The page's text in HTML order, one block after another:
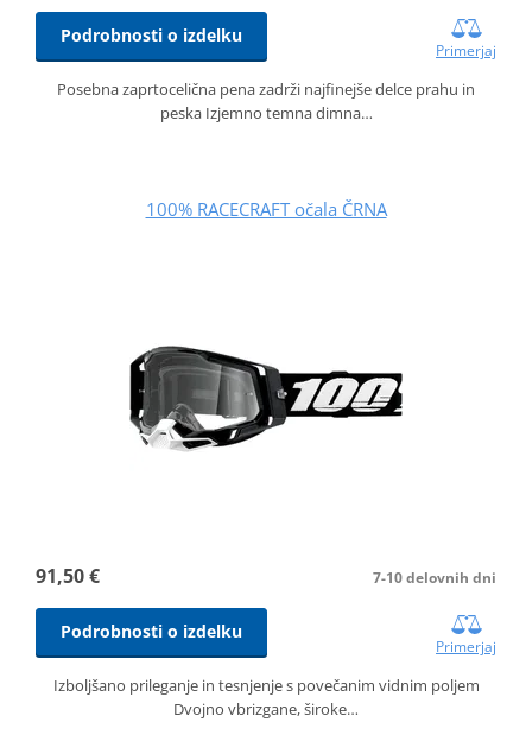
Podrobnosti o izdelku
Primerjaj
Posebna zaprtocelična pena zadrži najfinejše delce prahu in
peska Izjemno temna dimna…
100% RACECRAFT očala ČRNA
91,50 € 7-10 delovnih dni
Podrobnosti o izdelku
Primerjaj
Izboljšano prileganje in tesnjenje s povečanim vidnim poljem
Dvojno vbrizgane, široke…